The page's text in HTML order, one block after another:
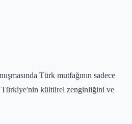
Türk mutfağının sadece
kültürel zenginliğini ve